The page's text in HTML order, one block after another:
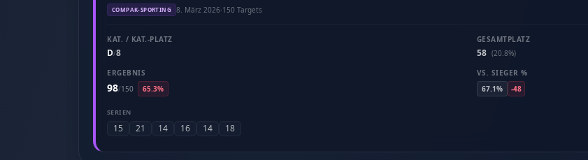
COMPAK-SPORTING 8. März 2026·150 Targets
KAT. / KAT.-PLATZ
D/8
GESAMTPLATZ
58 (20.8%)
ERGEBNIS
98/150 65.3%
VS. SIEGER %
67.1%
-48
SERIEN
15 21 14 16 14 18